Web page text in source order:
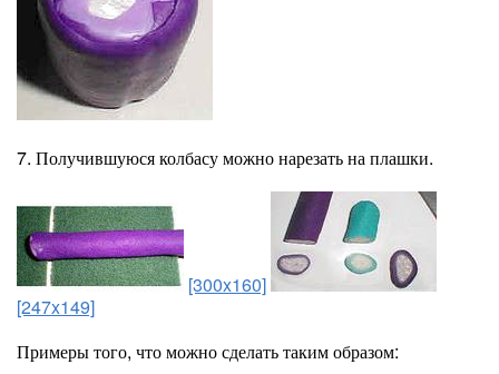
7. Получившуюся колбасу можно нарезать на плашки.
[300x160]
[247x149]
Примеры того, что можно сделать таким образом: